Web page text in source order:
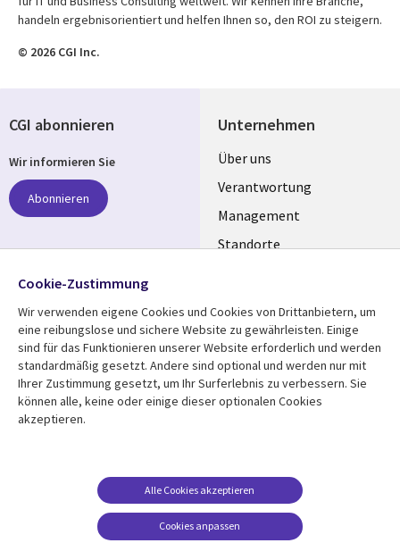
handeln ergebnisorientiert und helfen Ihnen so, den ROI zu steigern.
© 2026 CGI Inc.
Unternehmen
Useful
links
GERMANY
Über uns
Verantwortung
Management
Standorte
Mediathek
Library
GERMANY
Aktuelles
Rechtliches
Beschwerden/Hinweise
Compliance
Datenschutz
CGI abonnieren
Wir informieren Sie
Abonnieren
Folgen Sie uns
Social
Media
GERMANY
Cookie-Zustimmung
Wir verwenden eigene Cookies und Cookies von Drittanbietern, um
eine reibungslose und sichere Website zu gewährleisten. Einige
sind für das Funktionieren unserer Website erforderlich und werden
standardmäßig gesetzt. Andere sind optional und werden nur mit
Ihrer Zustimmung gesetzt, um Ihr Surferlebnis zu verbessern. Sie
können alle, keine oder einige dieser optionalen Cookies
akzeptieren.
Cookies anpassen
Alle Cookies akzeptieren